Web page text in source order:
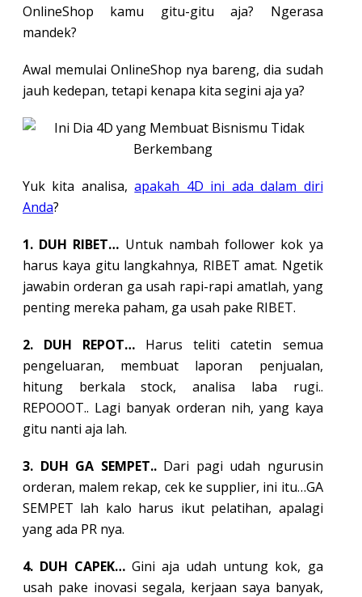
OnlineShop kamu gitu-gitu aja? Ngerasa
mandek?
Awal memulai OnlineShop nya bareng, dia sudah
jauh kedepan, tetapi kenapa kita segini aja ya?
Yuk kita analisa,apakah 4D ini ada dalam diri
Anda?
1. DUH RIBET… Untuk nambah follower kok ya
harus kaya gitu langkahnya, RIBET amat. Ngetik
jawabin orderan ga usah rapi-rapi amatlah, yang
penting mereka paham, ga usah pake RIBET.
2. DUH REPOT… Harus teliti catetin semua
pengeluaran, membuat laporan penjualan,
hitung berkala stock, analisa laba rugi..
REPOOOT.. Lagi banyak orderan nih, yang kaya
gitu nanti aja lah.
3. DUH GA SEMPET..Dari pagi udah ngurusin
orderan, malem rekap, cek ke supplier, ini itu…GA
SEMPET lah kalo harus ikut pelatihan, apalagi
yang ada PR nya.
4. DUH CAPEK… Gini aja udah untung kok, ga
usah pake inovasi segala, kerjaan saya banyak,